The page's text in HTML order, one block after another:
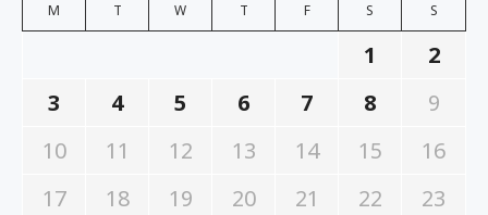
M T W T F S S
1
2
3
4 5 6 7 8
9
10
11 12 13 14 15
16
17
18 19 20 21 22
23